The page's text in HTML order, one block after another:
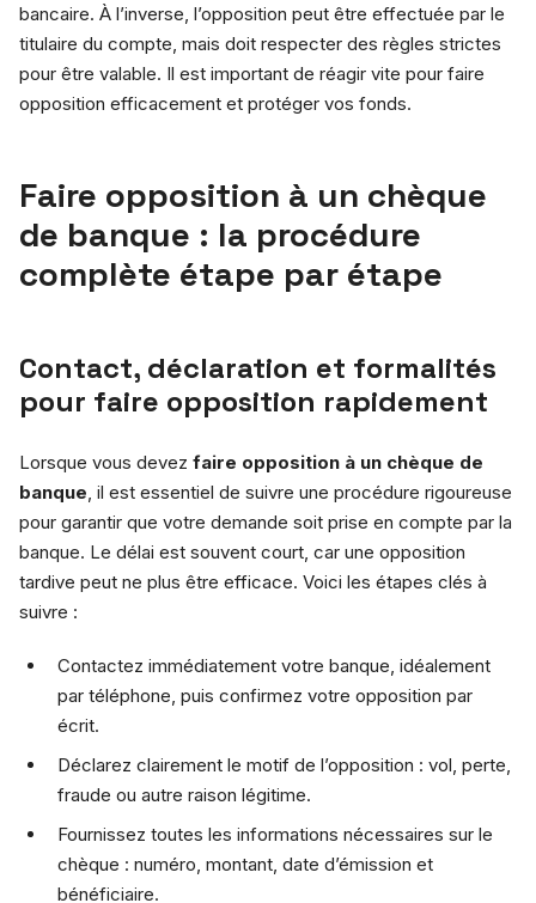
bancaire. À l’inverse, l’opposition peut être effectuée par le
titulaire du compte, mais doit respecter des règles strictes
pour être valable. Il est important de réagir vite pour faire
opposition efficacement et protéger vos fonds.
Faire opposition à un chèque
de banque : la procédure
complète étape par étape
Contact, déclaration et formalités
pour faire opposition rapidement
Lorsque vous devez faire opposition à un chèque de
banque , il est essentiel de suivre une procédure rigoureuse
pour garantir que votre demande soit prise en compte par la
banque. Le délai est souvent court, car une opposition
tardive peut ne plus être efficace. Voici les étapes clés à
suivre :
Contactez immédiatement votre banque, idéalement
par téléphone, puis confirmez votre opposition par
écrit.
Déclarez clairement le motif de l’opposition : vol, perte,
fraude ou autre raison légitime.
Fournissez toutes les informations nécessaires sur le
chèque : numéro, montant, date d’émission et
bénéficiaire.